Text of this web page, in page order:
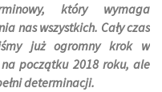
który wymaga
nas wszystkich. Cały czas
już ogromny krok w
początku 2018 roku, ale
determinacji.